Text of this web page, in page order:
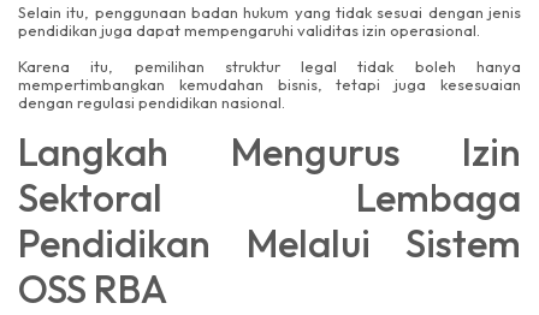
Selain itu, penggunaan badan hukum yang tidak sesuai dengan jenis
pendidikan juga dapat mempengaruhi validitas izin operasional.
Karena itu, pemilihan struktur legal tidak boleh hanya
mempertimbangkan kemudahan bisnis, tetapi juga kesesuaian
dengan regulasi pendidikan nasional.
Langkah Mengurus Izin
Sektoral Lembaga
Pendidikan Melalui Sistem
OSS RBA